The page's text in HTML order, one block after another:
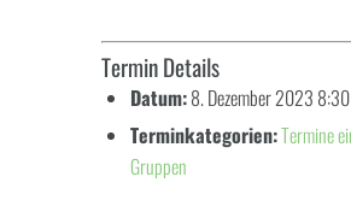
Termin Details
Datum:8. Dezember 2023 8:30
Terminkategorien:Termine
Gruppen